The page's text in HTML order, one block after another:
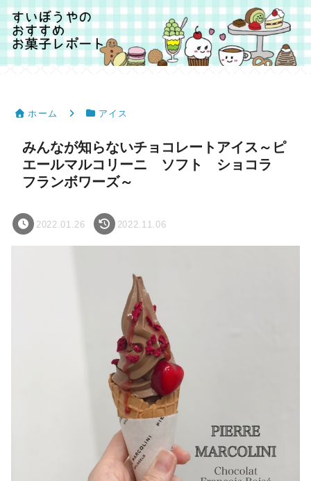
ホーム アイス
みんなが知らないチョコレートアイス～ピ
エールマルコリーニ ソフト ショコラ
フランボワーズ～
2022.01.26 2022.11.06